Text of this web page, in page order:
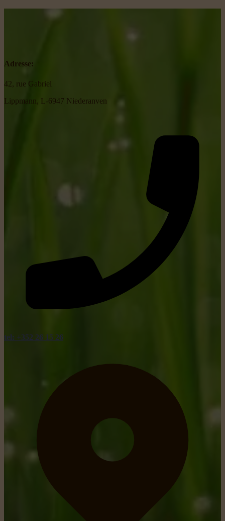
Adresse:
42, rue Gabriel
Lippmann, L-6947 Niederanven
tel: +352 26 15 26